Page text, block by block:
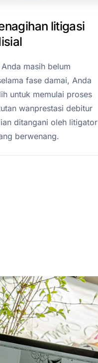
litigasi
masih belum
fase damai, Anda
untuk memulai proses
wanprestasi debitur
ditangani oleh litigator
berwenang.